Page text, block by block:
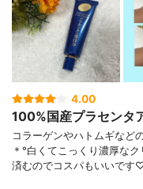
4.00
100%国産プラセンタ
コラーゲンやハトムギなど
＊°白くてこっくり濃厚な
済むのでコスパもいいで